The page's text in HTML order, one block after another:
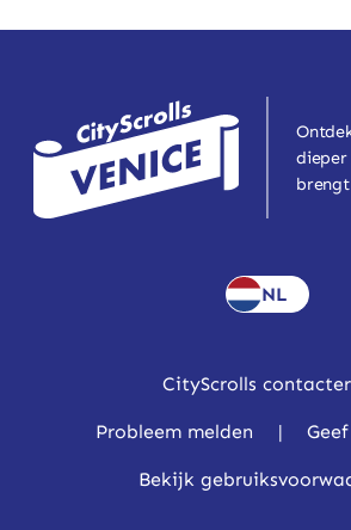
dieper
NL
CityScrolls
Probleem melden |
Bekijk